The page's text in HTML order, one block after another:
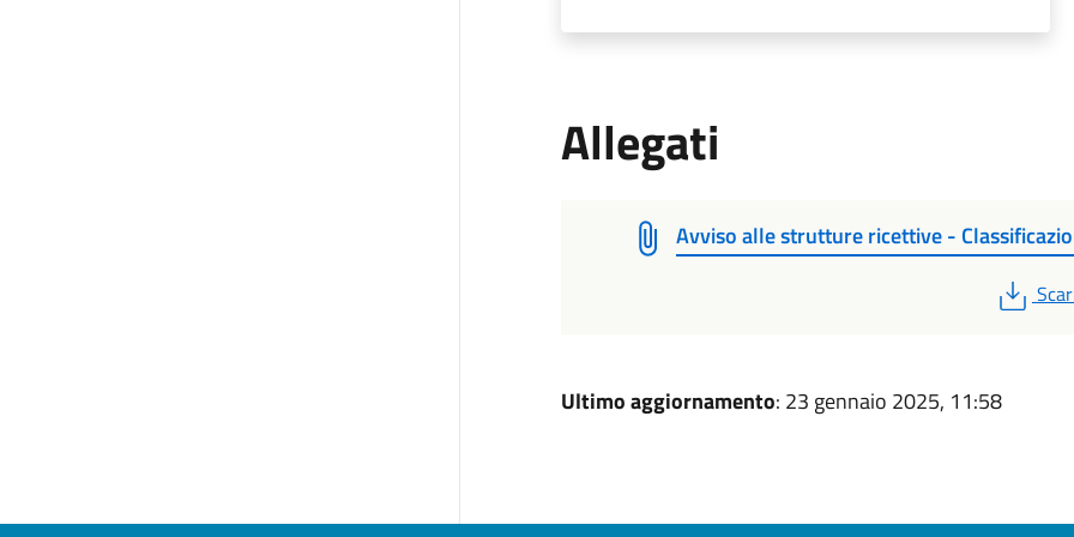
Allegati
Avviso alle strutture ricettive -
PDF
Ultimo aggiornamento: 23 gennaio 2025, 11:58